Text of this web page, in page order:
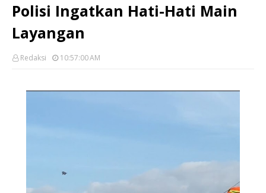
Polisi Ingatkan Hati-Hati Main
Layangan
Redaksi 10:57:00 AM